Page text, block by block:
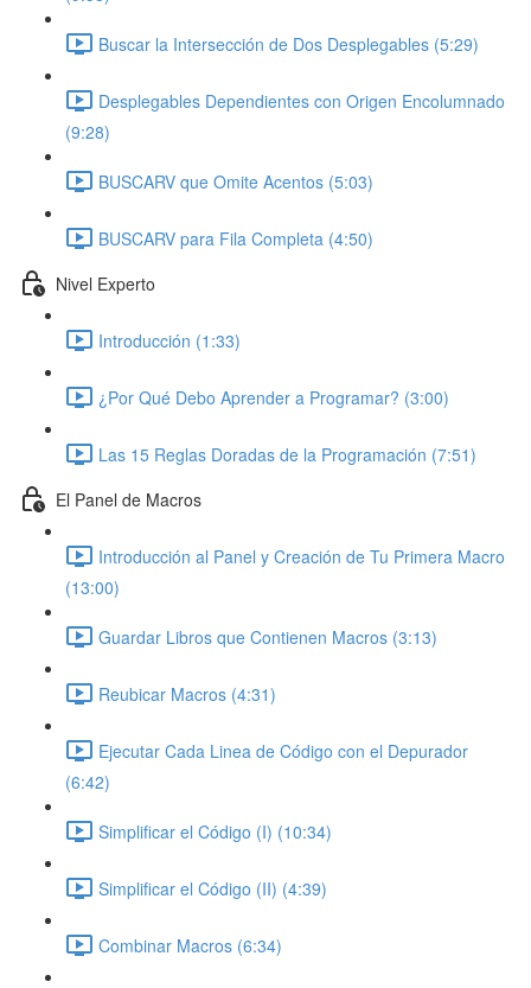
Buscar la Intersección de Dos Desplegables (5:29)
Desplegables Dependientes con Origen Encolumnado
(9:28)
BUSCARV que Omite Acentos (5:03)
BUSCARV para Fila Completa (4:50)
Nivel Experto
Introducción (1:33)
¿Por Qué Debo Aprender a Programar? (3:00)
Las 15 Reglas Doradas de la Programación (7:51)
El Panel de Macros
Introducción al Panel y Creación de Tu Primera Macro
(13:00)
Guardar Libros que Contienen Macros (3:13)
Reubicar Macros (4:31)
Ejecutar Cada Linea de Código con el Depurador
(6:42)
Simplificar el Código (I) (10:34)
Simplificar el Código (II) (4:39)
Combinar Macros (6:34)